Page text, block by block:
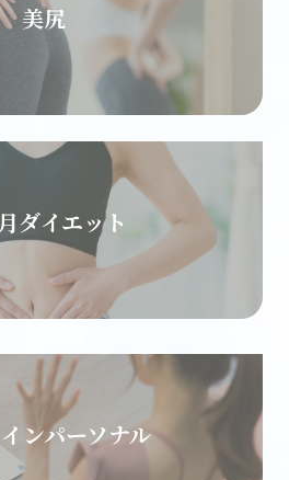
美尻
ダイエット
ンパーソナル